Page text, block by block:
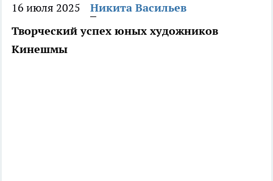
16 июля 2025
Никита Васильев
Творческий успех юных художников
Кинешмы